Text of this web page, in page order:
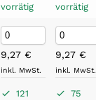
vorrätig
vorrätig
9,27€
inkl. MwSt.
121
9,27€
inkl. MwSt.
75